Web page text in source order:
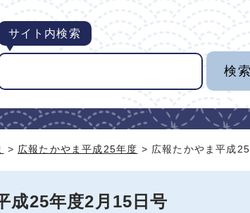
サイト内検索
> 広報たかやま平成25年度 > 広報たかやま平成
成25年度2月15日号